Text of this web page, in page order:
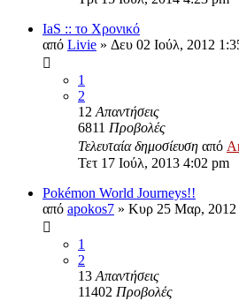
IaS :: το Χρονικό
από Livie » Δευ 02 Ιούλ, 2012
1
2
12 Απαντήσεις
6811 Προβολές
Τελευταία δημοσίευση από
Τετ 17 Ιούλ, 2013 4:02 pm
Pokémon World Journeys!!
από apokos7 » Κυρ 25 Μαρ, 2012
1
2
13 Απαντήσεις
11402 Προβολές